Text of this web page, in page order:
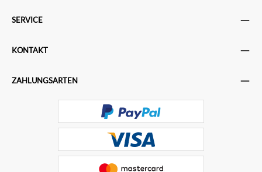
SERVICE
KONTAKT
ZAHLUNGSARTEN